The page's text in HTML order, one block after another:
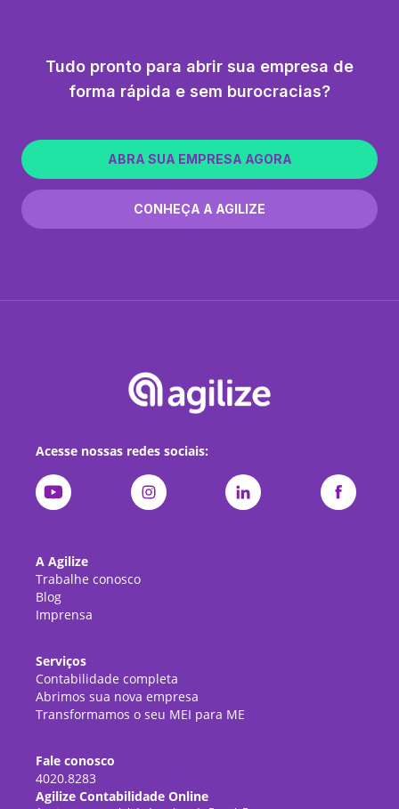
Tudo pronto para abrir sua empresa de
forma rápida e sem burocracias?
ABRA SUA EMPRESA AGORA
CONHEÇA A AGILIZE
Acesse nossas redes sociais:
A Agilize
Trabalhe conosco
Blog
Imprensa
Serviços
Contabilidade completa
Abrimos sua nova empresa
Transformamos o seu MEI para ME
Fale conosco
4020.8283
Agilize Contabilidade Online